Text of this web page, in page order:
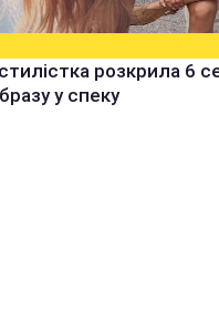
розкрила 6
у спеку